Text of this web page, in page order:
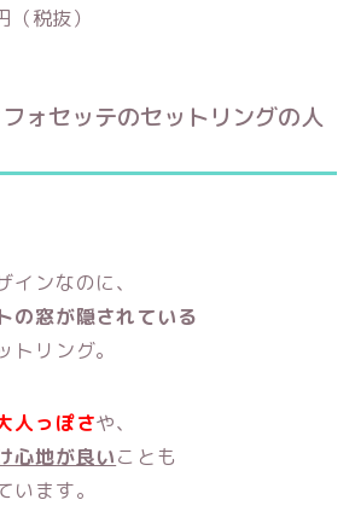
税抜）
ォセッテのセットリングの人
インなのに、
の窓が隠されている
トリング。
人っぽさや、
心地が良いことも
います。